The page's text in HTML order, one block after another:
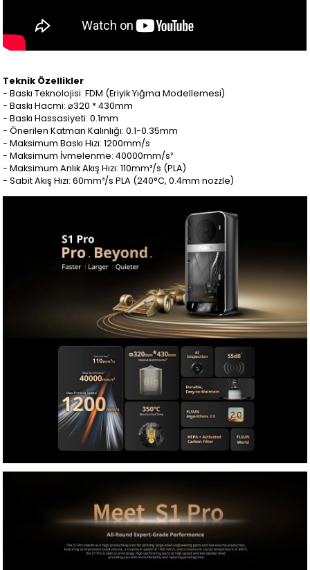
Teknik Özellikler
- Baskı Teknolojisi: FDM (Eriyik Yığma Modellemesi)
- Baskı Hacmi: ⌀320 * 430mm
- Baskı Hassasiyeti: 0.1mm
- Önerilen Katman Kalınlığı: 0.1-0.35mm
- Maksimum Baskı Hızı: 1200mm/s
- Maksimum İvmelenme: 40000mm/s²
- Maksimum Anlık Akış Hızı: 110mm³/s (PLA)
- Sabit Akış Hızı: 60mm³/s PLA (240°C, 0.4mm nozzle)